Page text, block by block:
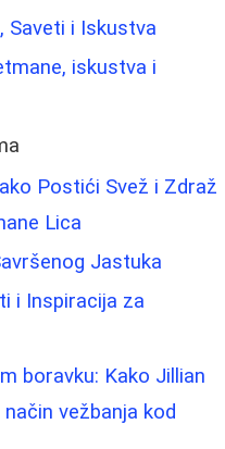
Saveti i Iskustva
iskustva i
Postići Svež i Zdraž
Lica
Jastuka
i Inspiracija za
boravku: Kako Jillian
vežbanja kod